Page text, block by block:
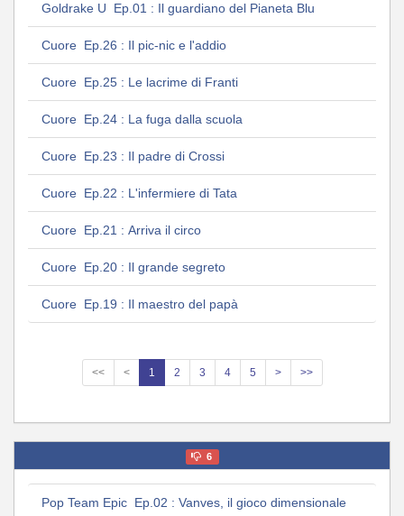
Goldrake U Ep.01 : Il guardiano del Pianeta Blu
Cuore Ep.26 : Il pic-nic e l'addio
Cuore Ep.25 : Le lacrime di Franti
Cuore Ep.24 : La fuga dalla scuola
Cuore Ep.23 : Il padre di Crossi
Cuore Ep.22 : L'infermiere di Tata
Cuore Ep.21 : Arriva il circo
Cuore Ep.20 : Il grande segreto
Cuore Ep.19 : Il maestro del papà
<< < 1 2 3 4 5 > >>
6
Pop Team Epic Ep.02 : Vanves, il gioco dimensionale